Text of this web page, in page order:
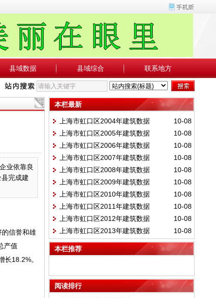
县域数据 县域综合 联系地方
业依靠良
完成建
信誉和雄
产值
18.2%。
本栏最新
10-08
上海市虹口区2004年建筑数据
10-08
上海市虹口区2005年建筑数据
10-08
上海市虹口区2006年建筑数据
10-08
上海市虹口区2007年建筑数据
10-08
上海市虹口区2008年建筑数据
10-08
上海市虹口区2009年建筑数据
10-08
上海市虹口区2010年建筑数据
10-08
上海市虹口区2011年建筑数据
10-08
上海市虹口区2012年建筑数据
10-08
上海市虹口区2013年建筑数据
本栏推荐
阅读排行